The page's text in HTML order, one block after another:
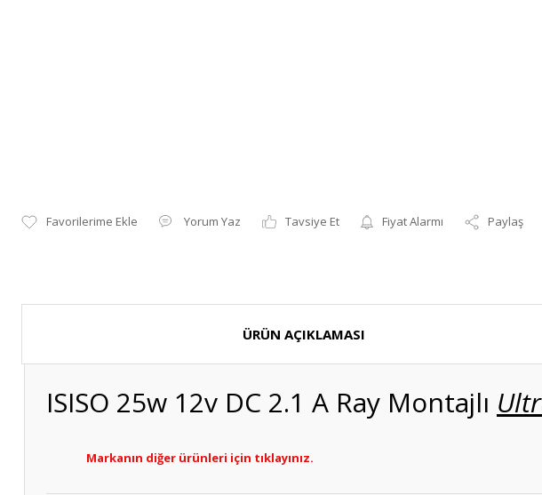
Yorum Yaz Tavsiye Et Fiyat Alarmı Paylaş
ÜRÜN AÇIKLAMASI
ISISO 25w 12v DC 2.1 A Ray Montajlı
Markanın diğer ürünleri için tıklayınız.